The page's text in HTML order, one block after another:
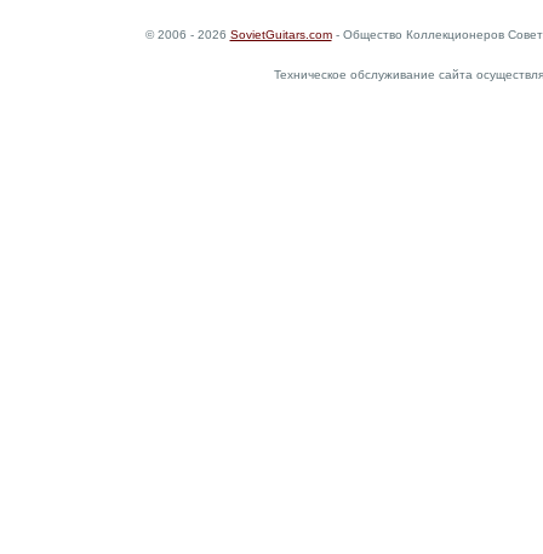
© 2006 - 2026 SovietGuitars.com- Общество Коллекционеров
Техническое обслуживание сайта